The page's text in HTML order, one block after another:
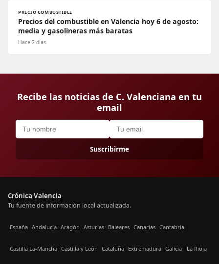
PRECIO COMBUSTIBLE
Precios del combustible en Valencia hoy 6 de agosto:
media y gasolineras más baratas
Hace 2 días
Recibe las noticias de C. Valenciana en tu
email
Suscribirme
Crónica Valencia
Tu fuente de información local actualizada.
España Andalucía Aragón Asturias Baleares Canarias Cantabria
Castilla La-Mancha Castilla y León Cataluña Extremadura Galicia La Rioja